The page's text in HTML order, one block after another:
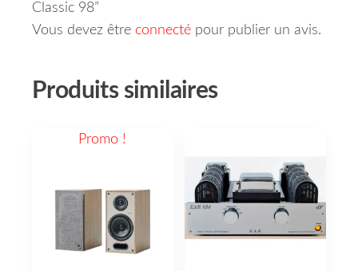
Classic 98”
Vous devez être connecté pour publier un avis.
Produits similaires
Promo !